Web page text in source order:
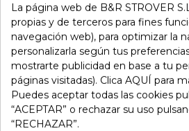
36
37 38 39
Fuera de stock
Referencia: 187532
Marca: Doctor Cutillas
Favorito 0
La página web de B&R STROVER
propias y de terceros para fines
navegación web), para optimizar la
personalizarla según tus
mostrarte publicidad en base a tu
páginas visitadas). Clica AQUÍ para
Puedes aceptar todas las cookies
“ACEPTAR” o rechazar su uso
“RECHAZAR”.